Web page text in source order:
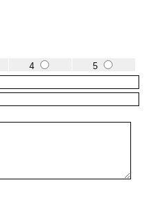
4
5